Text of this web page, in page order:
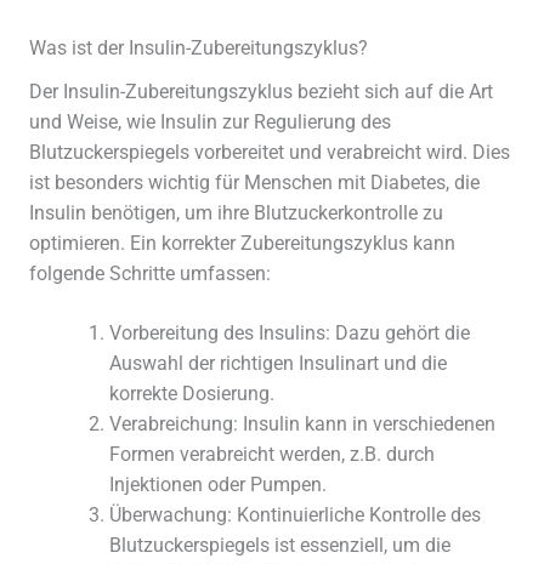
Was ist der Insulin-Zubereitungszyklus?
Der Insulin-Zubereitungszyklus bezieht sich auf die Art
und Weise, wie Insulin zur Regulierung des
Blutzuckerspiegels vorbereitet und verabreicht wird. Dies
ist besonders wichtig für Menschen mit Diabetes, die
Insulin benötigen, um ihre Blutzuckerkontrolle zu
optimieren. Ein korrekter Zubereitungszyklus kann
folgende Schritte umfassen:
Vorbereitung des Insulins: Dazu gehört die
Auswahl der richtigen Insulinart und die
korrekte Dosierung.
Verabreichung: Insulin kann in verschiedenen
Formen verabreicht werden, z.B. durch
Injektionen oder Pumpen.
Überwachung: Kontinuierliche Kontrolle des
Blutzuckerspiegels ist essenziell, um die